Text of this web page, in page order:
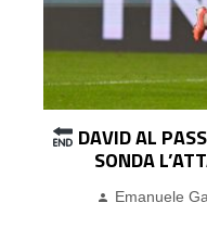
JUVE,